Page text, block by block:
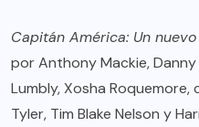
Capitán América: Un
por Anthony Mackie, Danny
Lumbly, Xosha
Tyler, Tim Blake Nelson y